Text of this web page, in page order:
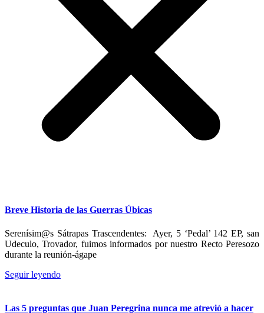
Breve Historia de las Guerras Úbicas
Serenísim@s Sátrapas Trascendentes: Ayer, 5 ‘Pedal’ 142 EP, san
Udeculo, Trovador, fuimos informados por nuestro Recto Peresozo
durante la reunión-ágape
Seguir leyendo
Las 5 preguntas que Juan Peregrina nunca me atrevió a hacer